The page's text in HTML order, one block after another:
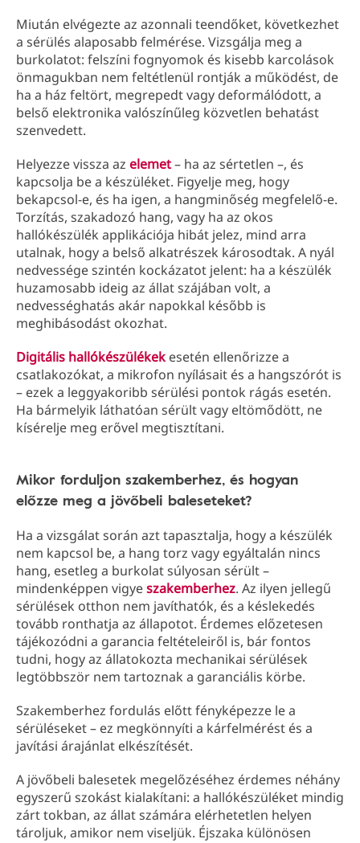
Miután elvégezte az azonnali teendőket, következhet
a sérülés alaposabb felmérése. Vizsgálja meg a
burkolatot: felszíni fognyomok és kisebb karcolások
önmagukban nem feltétlenül rontják a működést, de
ha a ház feltört, megrepedt vagy deformálódott, a
belső elektronika valószínűleg közvetlen behatást
szenvedett.
Helyezze vissza az elemet– ha az sértetlen –, és
kapcsolja be a készüléket. Figyelje meg, hogy
bekapcsol-e, és ha igen, a hangminőség megfelelő-e.
Torzítás, szakadozó hang, vagy ha az okos
hallókészülék applikációja hibát jelez, mind arra
utalnak, hogy a belső alkatrészek károsodtak. A nyál
nedvessége szintén kockázatot jelent: ha a készülék
huzamosabb ideig az állat szájában volt, a
nedvességhatás akár napokkal később is
meghibásodást okozhat.
Digitális hallókészülékekesetén ellenőrizze a
csatlakozókat, a mikrofon nyílásait és a hangszórót is
– ezek a leggyakoribb sérülési pontok rágás esetén.
Ha bármelyik láthatóan sérült vagy eltömődött, ne
kísérelje meg erővel megtisztítani.
Mikor forduljon szakemberhez, és hogyan
előzze meg a jövőbeli baleseteket?
Ha a vizsgálat során azt tapasztalja, hogy a készülék
nem kapcsol be, a hang torz vagy egyáltalán nincs
hang, esetleg a burkolat súlyosan sérült –
mindenképpen vigyeszakemberhez. Az ilyen jellegű
sérülések otthon nem javíthatók, és a késlekedés
tovább ronthatja az állapotot. Érdemes előzetesen
tájékozódni a garancia feltételeiről is, bár fontos
tudni, hogy az állatokozta mechanikai sérülések
legtöbbször nem tartoznak a garanciális körbe.
Szakemberhez fordulás előtt fényképezze le a
sérüléseket – ez megkönnyíti a kárfelmérést és a
javítási árajánlat elkészítését.
A jövőbeli balesetek megelőzéséhez érdemes néhány
egyszerű szokást kialakítani: a hallókészüléket mindig
zárt tokban, az állat számára elérhetetlen helyen
tároljuk, amikor nem viseljük. Éjszaka különösen